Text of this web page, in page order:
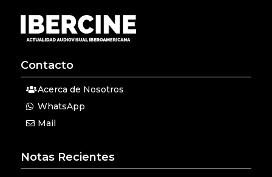
Contacto
Acerca de Nosotros
WhatsApp
Mail
Notas Recientes